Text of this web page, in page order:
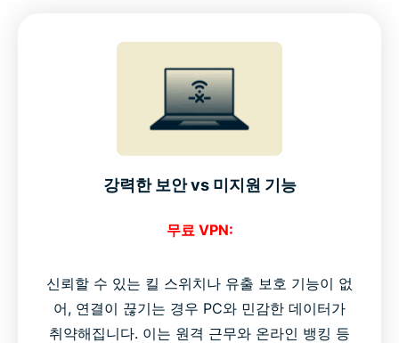
강력한 보안 vs 미지원 기능
무료 VPN:
신뢰할 수 있는 킬 스위치나 유출 보호 기능이 없
어, 연결이 끊기는 경우 PC와 민감한 데이터가
취약해집니다. 이는 원격 근무와 온라인 뱅킹 등